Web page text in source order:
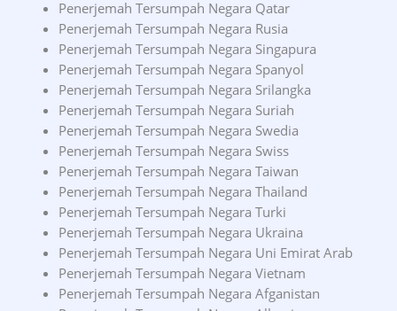
Penerjemah Tersumpah Negara Qatar
Penerjemah Tersumpah Negara Rusia
Penerjemah Tersumpah Negara Singapura
Penerjemah Tersumpah Negara Spanyol
Penerjemah Tersumpah Negara Srilangka
Penerjemah Tersumpah Negara Suriah
Penerjemah Tersumpah Negara Swedia
Penerjemah Tersumpah Negara Swiss
Penerjemah Tersumpah Negara Taiwan
Penerjemah Tersumpah Negara Thailand
Penerjemah Tersumpah Negara Turki
Penerjemah Tersumpah Negara Ukraina
Penerjemah Tersumpah Negara Uni Emirat Arab
Penerjemah Tersumpah Negara Vietnam
Penerjemah Tersumpah Negara Afganistan